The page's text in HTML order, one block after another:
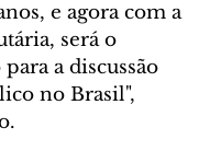
e agora com a
será o
a discussão
no Brasil",